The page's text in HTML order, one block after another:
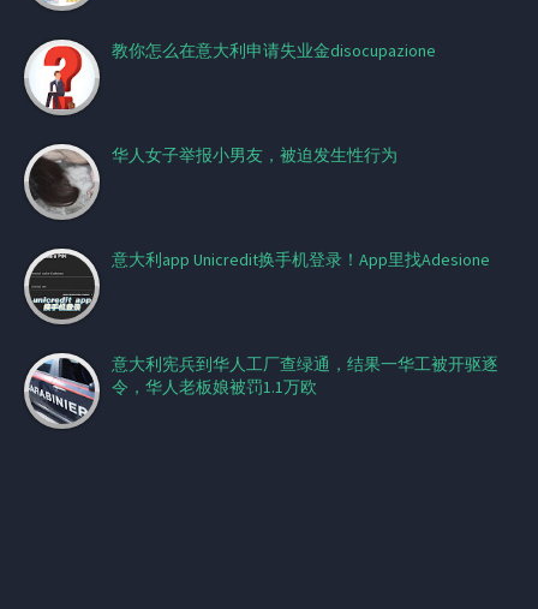
教你怎么在意大利申请失业金disocupazione
华人女子举报小男友，被迫发生性行为
意大利app Unicredit换手机登录！App里找Adesione
意大利宪兵到华人工厂查绿通，结果一华工被开驱逐
令，华人老板娘被罚1.1万欧